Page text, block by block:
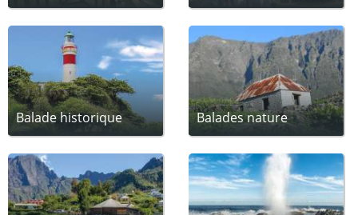
Balade historique Balades nature